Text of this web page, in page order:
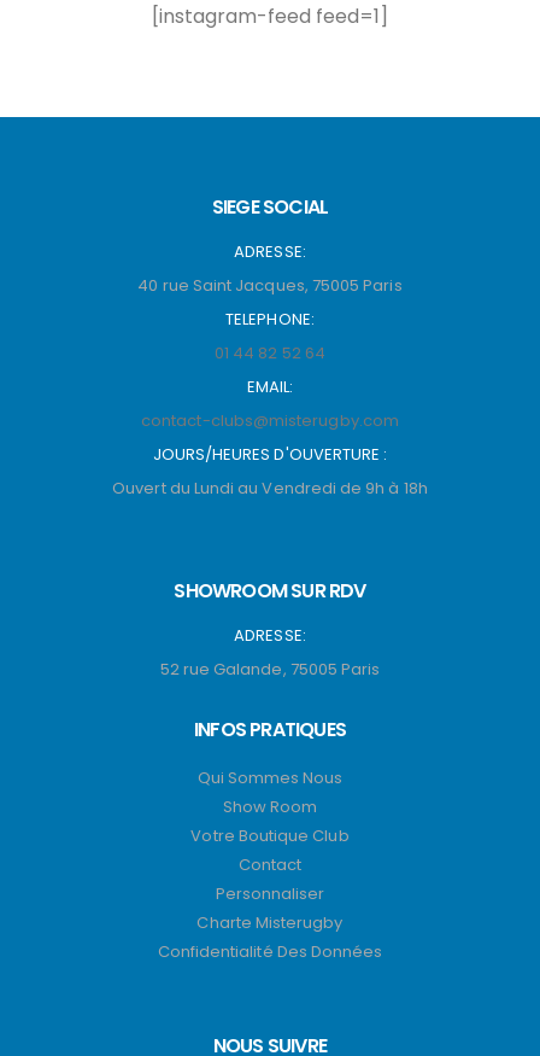
[instagram-feed feed=1]
SIEGE SOCIAL
ADRESSE:
40 rue Saint Jacques, 75005 Paris
TELEPHONE:
01 44 82 52 64
EMAIL:
contact-clubs@misterugby.com
JOURS/HEURES D'OUVERTURE :
Ouvert du Lundi au Vendredi de 9h à 18h
SHOWROOM SUR RDV
ADRESSE:
52 rue Galande, 75005 Paris
INFOS PRATIQUES
Qui Sommes Nous
Show Room
Votre Boutique Club
Contact
Personnaliser
Charte Misterugby
Confidentialité Des Données
NOUS SUIVRE